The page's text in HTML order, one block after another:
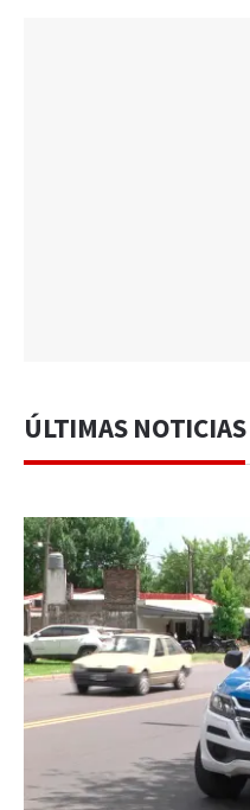
ÚLTIMAS NOTICIAS